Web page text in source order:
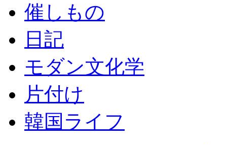
催しもの
日記
モダン文化学
片付け
韓国ライフ